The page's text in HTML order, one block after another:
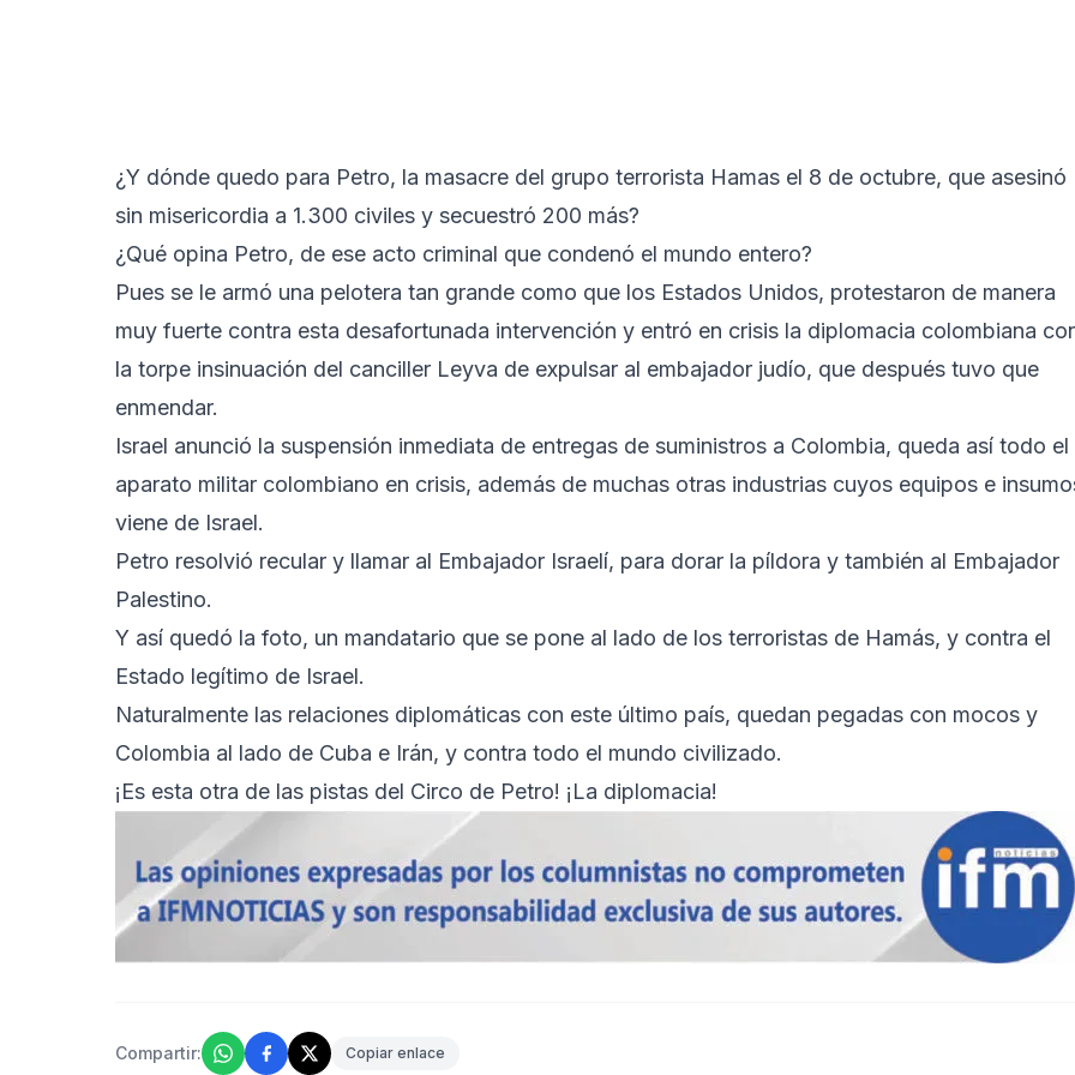
¿Y dónde quedo para Petro, la masacre del grupo terrorista Hamas el 8 de octubre, que asesinó
sin misericordia a 1.300 civiles y secuestró 200 más?
¿Qué opina Petro, de ese acto criminal que condenó el mundo entero?
Pues se le armó una pelotera tan grande como que los Estados Unidos, protestaron de manera
muy fuerte contra esta desafortunada intervención y entró en crisis la diplomacia colombiana
la torpe insinuación del canciller Leyva de expulsar al embajador judío, que después tuvo que
enmendar.
Israel anunció la suspensión inmediata de entregas de suministros a Colombia, queda así todo el
aparato militar colombiano en crisis, además de muchas otras industrias cuyos equipos e
viene de Israel.
Petro resolvió recular y llamar al Embajador Israelí, para dorar la píldora y también al Embajador
Palestino.
Y así quedó la foto, un mandatario que se pone al lado de los terroristas de Hamás, y contra el
Estado legítimo de Israel.
Naturalmente las relaciones diplomáticas con este último país, quedan pegadas con mocos y
Colombia al lado de Cuba e Irán, y contra todo el mundo civilizado.
¡Es esta otra de las pistas del Circo de Petro! ¡La diplomacia!
Compartir: Copiar enlace